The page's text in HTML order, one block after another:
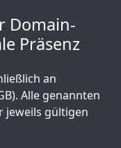
Domain-
Präsenz
an
Alle genannten
jeweils gültigen